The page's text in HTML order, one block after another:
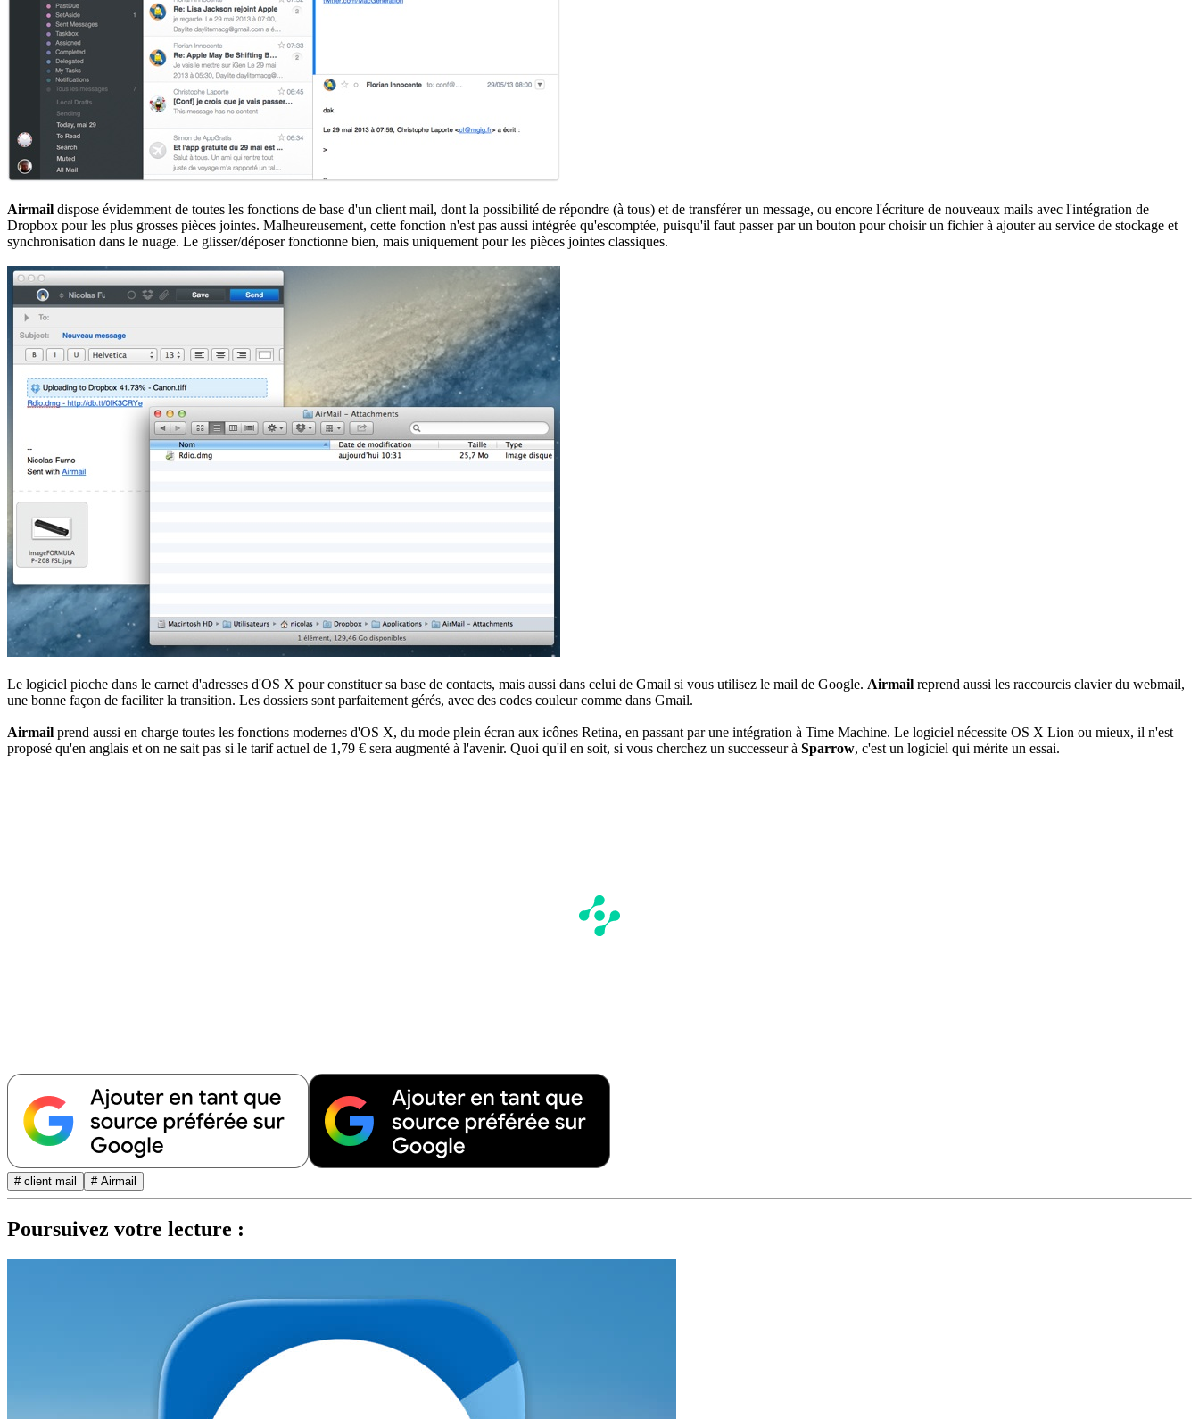
Airmail dispose évidemment de toutes les fonctions de base d'un client mail, dont la possibilité de répondre (à tous) et de transférer un message, ou encore l'écriture de nouveaux mails avec l'intégration de
Dropbox pour les plus grosses pièces jointes. Malheureusement, cette fonction n'est pas aussi intégrée qu'escomptée, puisqu'il faut passer par un bouton pour choisir un fichier à ajouter au service de stockage et
synchronisation dans le nuage. Le glisser/déposer fonctionne bien, mais uniquement pour les pièces jointes classiques.
Le logiciel pioche dans le carnet d'adresses d'OS X pour constituer sa base de contacts, mais aussi dans celui de Gmail si vous utilisez le mail de Google. Airmail reprend aussi les raccourcis clavier du webmail,
une bonne façon de faciliter la transition. Les dossiers sont parfaitement gérés, avec des codes couleur comme dans Gmail.
Airmail prend aussi en charge toutes les fonctions modernes d'OS X, du mode plein écran aux icônes Retina, en passant par une intégration à Time Machine. Le logiciel nécessite OS X Lion ou mieux, il n'est
proposé qu'en anglais et on ne sait pas si le tarif actuel de 1,79 € sera augmenté à l'avenir. Quoi qu'il en soit, si vous cherchez un successeur à Sparrow, c'est un logiciel qui mérite un essai.
# client mail # Airmail
Poursuivez votre lecture :